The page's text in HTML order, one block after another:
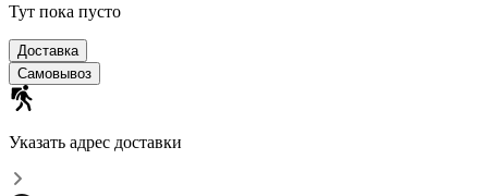
Тут пока пусто
Доставка
Самовывоз
Указать адрес доставки